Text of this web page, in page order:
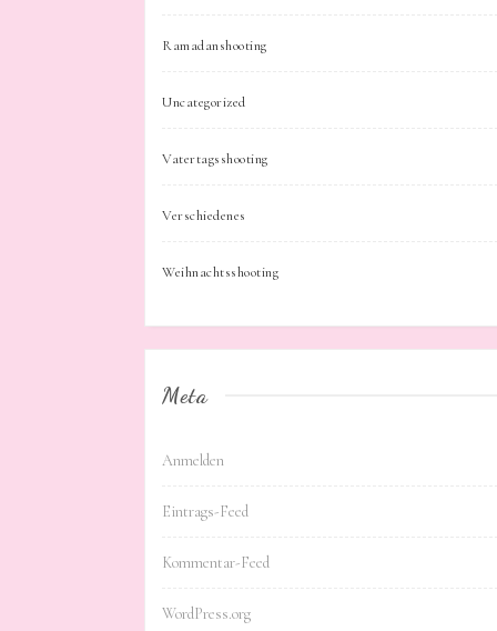
Ramadanshooting
Uncategorized
Vatertagsshooting
Verschiedenes
Weihnachtsshooting
Meta
Anmelden
Eintrags-Feed
Kommentar-Feed
WordPress.org